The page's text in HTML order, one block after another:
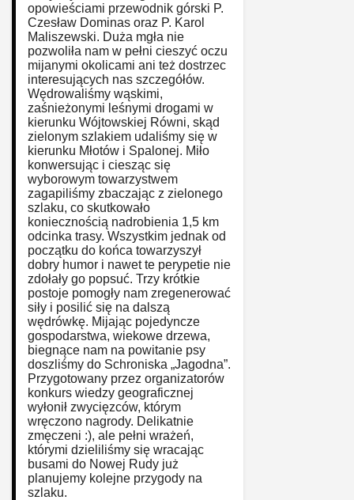
opowieściami przewodnik górski P.
Czesław Dominas oraz P. Karol
Maliszewski. Duża mgła nie
pozwoliła nam w pełni cieszyć oczu
mijanymi okolicami ani też dostrzec
interesujących nas szczegółów.
Wędrowaliśmy wąskimi,
zaśnieżonymi leśnymi drogami w
kierunku Wójtowskiej Równi, skąd
zielonym szlakiem udaliśmy się w
kierunku Młotów i Spalonej. Miło
konwersując i ciesząc się
wyborowym towarzystwem
zagapiliśmy zbaczając z zielonego
szlaku, co skutkowało
koniecznością nadrobienia 1,5 km
odcinka trasy. Wszystkim jednak od
początku do końca towarzyszył
dobry humor i nawet te perypetie nie
zdołały go popsuć. Trzy krótkie
postoje pomogły nam zregenerować
siły i posilić się na dalszą
wędrówkę. Mijając pojedyncze
gospodarstwa, wiekowe drzewa,
biegnące nam na powitanie psy
doszliśmy do Schroniska „Jagodna”.
Przygotowany przez organizatorów
konkurs wiedzy geograficznej
wyłonił zwycięzców, którym
wręczono nagrody. Delikatnie
zmęczeni :), ale pełni wrażeń,
którymi dzieliliśmy się wracając
busami do Nowej Rudy już
planujemy kolejne przygody na
szlaku.